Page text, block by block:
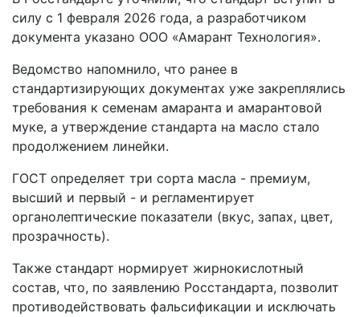
силу с 1 февраля 2026 года, а разработчиком
документа указано ООО «Амарант Технология».
Ведомство напомнило, что ранее в
стандартизирующих документах уже закреплялись
требования к семенам амаранта и амарантовой
муке, а утверждение стандарта на масло стало
продолжением линейки.
ГОСТ определяет три сорта масла - премиум,
высший и первый - и регламентирует
органолептические показатели (вкус, запах, цвет,
прозрачность).
Также стандарт нормирует жирнокислотный
состав, что, по заявлению Росстандарта, позволит
противодействовать фальсификации и исключать